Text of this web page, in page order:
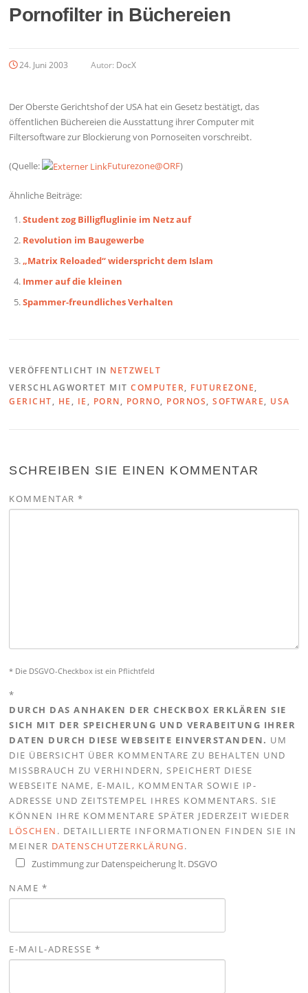
Pornofilter in Büchereien
24. Juni 2003 Autor: DocX
Der Oberste Gerichtshof der USA hat ein Gesetz bestätigt, das
öffentlichen Büchereien die Ausstattung ihrer Computer mit
Filtersoftware zur Blockierung von Pornoseiten vorschreibt.
(Quelle: Futurezone@ORF)
Ähnliche Beiträge:
Student zog Billigfluglinie im Netz auf
Revolution im Baugewerbe
„Matrix Reloaded“ widerspricht dem Islam
Immer auf die kleinen
Spammer-freundliches Verhalten
VERÖFFENTLICHT IN NETZWELT
VERSCHLAGWORTET MITCOMPUTER, FUTUREZONE,
GERICHT, HE , IE , PORN, PORNO, PORNOS,SOFTWARE, USA
SCHREIBEN SIE EINEN KOMMENTAR
KOMMENTAR*
* Die DSGVO-Checkbox ist ein Pflichtfeld
*
DURCH DAS ANHAKEN DER CHECKBOX ERKLÄREN SIE
SICH MIT DER SPEICHERUNG UND VERABEITUNG IHRER
DATEN DURCH DIESE WEBSEITE EINVERSTANDEN. UM
DIE ÜBERSICHT ÜBER KOMMENTARE ZU BEHALTEN UND
MISSBRAUCH ZU VERHINDERN, SPEICHERT DIESE
WEBSEITE NAME, E-MAIL, KOMMENTAR SOWIE IP-
ADRESSE UND ZEITSTEMPEL IHRES KOMMENTARS. SIE
KÖNNEN IHRE KOMMENTARE SPÄTER JEDERZEIT WIEDER
LÖSCHEN . DETAILLIERTE INFORMATIONEN FINDEN SIE IN
MEINER DATENSCHUTZERKLÄRUNG.
Zustimmung zur Datenspeicherung lt. DSGVO
NAME *
E-MAIL-ADRESSE *